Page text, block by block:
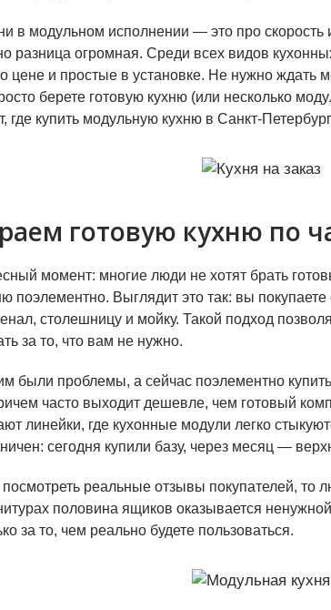
в модульном исполнении — это про скорость
разница огромная. Среди всех видов
цене и простые в установке. Не нужно ждать
берете готовую кухню (или несколько
где купить модульную кухню в Санкт-
готовую кухню по
момент: многие люди не хотят брать
поэлементно. Выглядит это так: вы
столешницу и мойку. Такой подход
за то, что вам не нужно.
были проблемы, а сейчас поэлементно
часто выходит дешевле, чем готовый
линейки, где кухонные модули легко
сегодня купили базу, через месяц —
посмотреть реальные отзывы покупателей, то
половина ящиков оказывается
за то, чем реально будете пользоваться.